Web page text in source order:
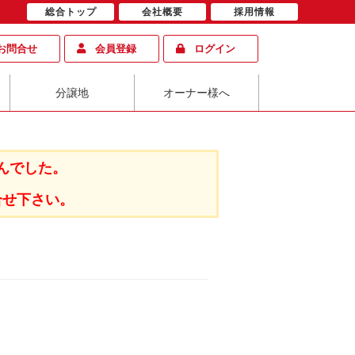
問合せ 会員登録 ログイン
分譲地 オーナー様へ
した。
下さい。
総合トップ 会社概要 採用情報